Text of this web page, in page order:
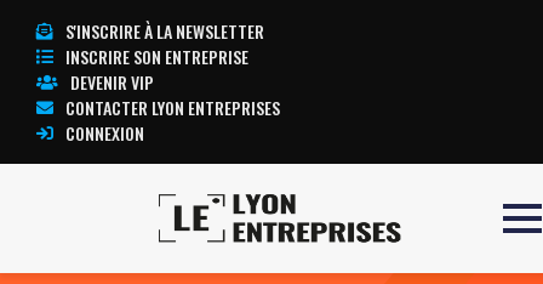
S'INSCRIRE À LA NEWSLETTER
INSCRIRE SON ENTREPRISE
DEVENIR VIP
CONTACTER LYON ENTREPRISES
CONNEXION